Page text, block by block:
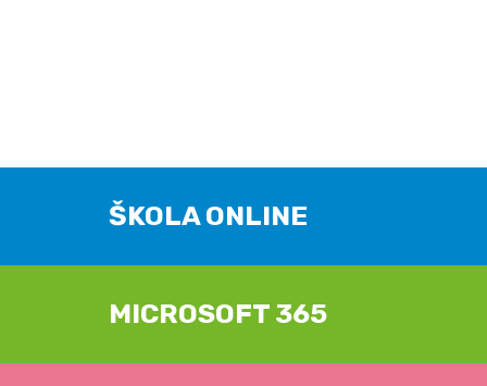
ŠKOLA ONLINE
MICROSOFT 365